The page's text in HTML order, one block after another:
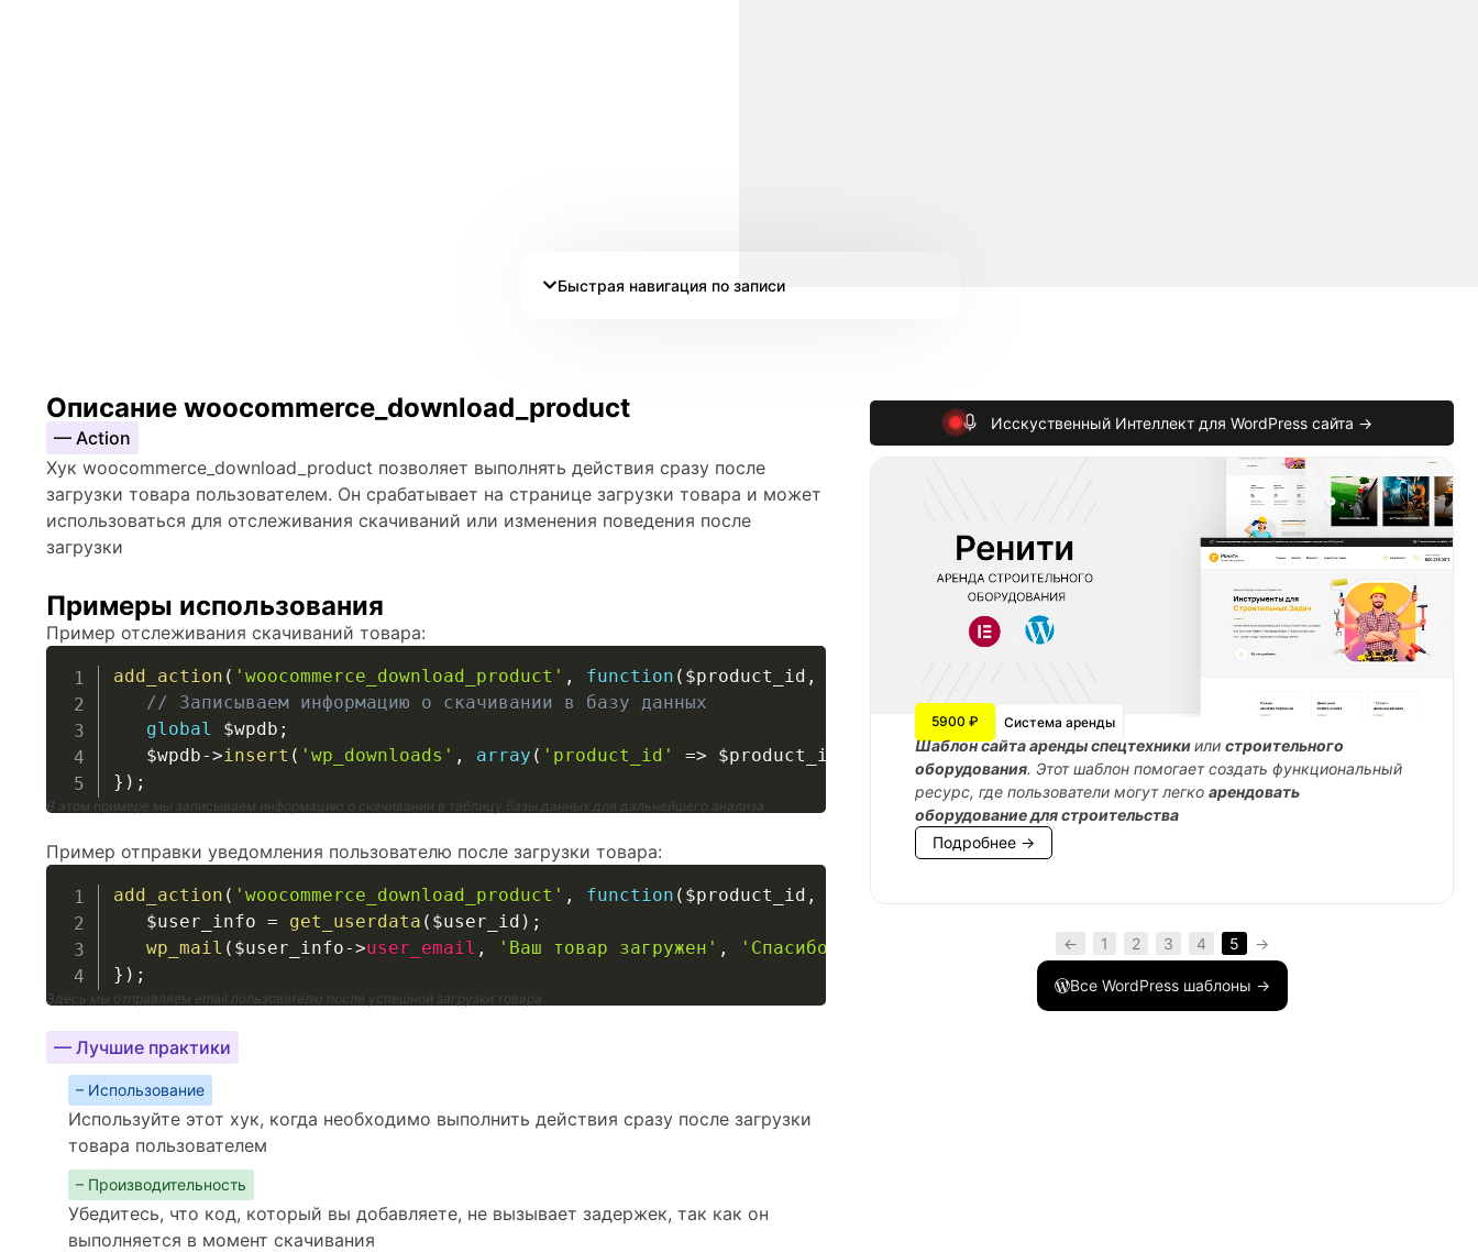
Быстрая навигация по записи
Описание woocommerce_download_product
— Action
Хук woocommerce_download_product позволяет выполнять действия сразу после
загрузки товара пользователем. Он срабатывает на странице загрузки товара и может
использоваться для отслеживания скачиваний или изменения поведения после
загрузки
Примеры использования
Пример отслеживания скачиваний товара:
add_action ( 'woocommerce_download_product' , function ( $product_id ,
// Записываем информацию о скачивании в базу данных
global
$wpdb ;
$wpdb->insert ( 'wp_downloads' , array ( 'product_id' => $product_id 'user_id' => $user_id, 'downloaded_at' => current_time
} ) ;
В этом примере мы записываем информацию о скачивании в таблицу базы данных для дальнейшего анализа
Пример отправки уведомления пользователю после загрузки товара:
add_action ( 'woocommerce_download_product' , function ( $product_id ,
$user_info = get_userdata ( $user_id ) ;
wp_mail ( $user_info->user_email , 'Ваш товар загружен' , 'Спасибо за покупку! Вот ваш товар.')
} ) ;
Здесь мы отправляем email пользователю после успешной загрузки товара
— Лучшие практики
– Использование
Используйте этот хук, когда необходимо выполнить действия сразу после загрузки
товара пользователем
– Производительность
Убедитесь, что код, который вы добавляете, не вызывает задержек, так как он
выполняется в момент скачивания
Исскуственный Интеллект для WordPress сайта →
5900 ₽ Система аренды
Шаблон сайта аренды спецтехникиилистроительного
оборудования. Этот шаблон помогает создать функциональный
ресурс, где пользователи могут легкоарендовать
оборудование для строительства
Подробнее →
← 1 2 3 4 5 →
Все WordPress шаблоны →